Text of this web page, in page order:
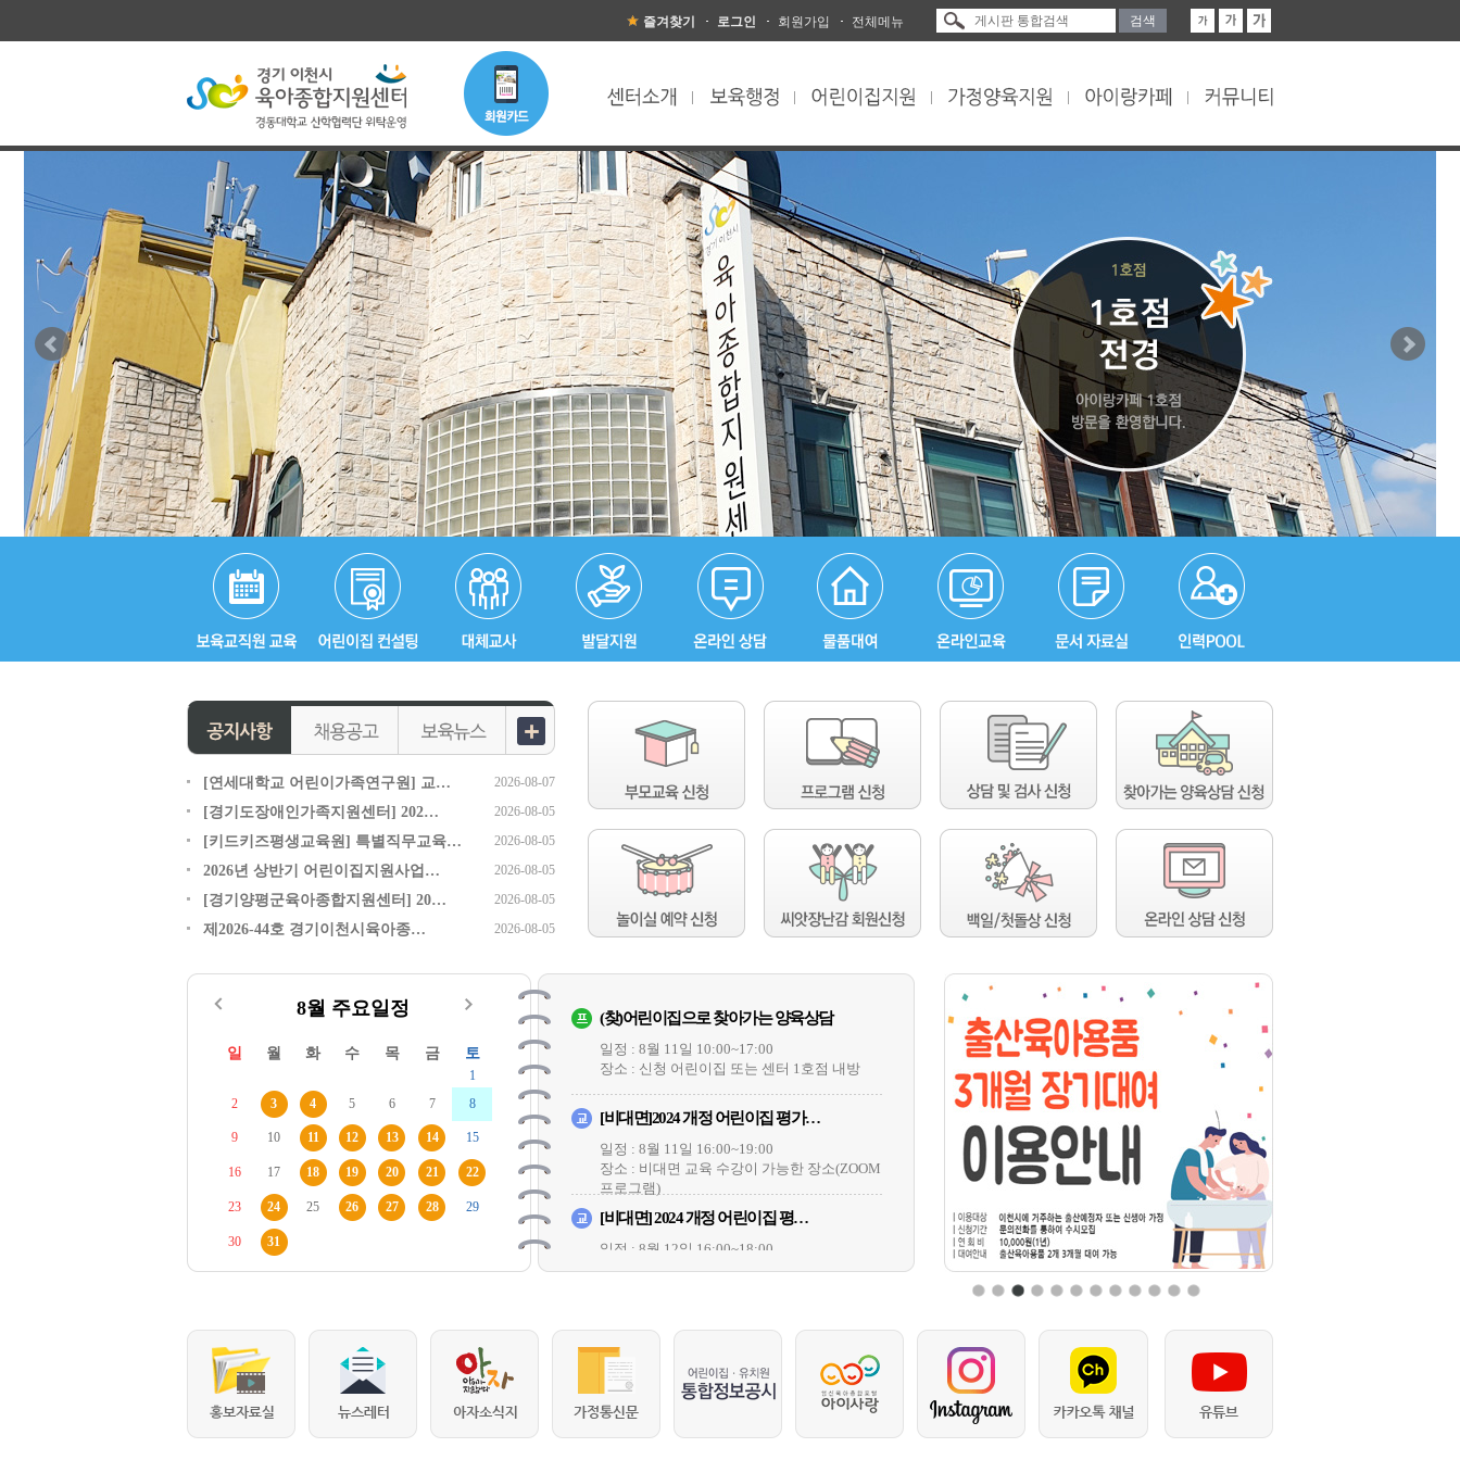
즐겨찾기 로그인 회원가입 전체메뉴
[연세대학교 어린이가족연구원] 교… 2026-08-07
[경기도장애인가족지원센터] 202… 2026-08-05
[키드키즈평생교육원] 특별직무교육… 2026-08-05
2026년 상반기 어린이집지원사업… 2026-08-05
[경기양평군육아종합지원센터] 20… 2026-08-05
제2026-44호 경기이천시육아종… 2026-08-05
8월 주요일정
일 월 화 수 목 금 토
1
2
3 4 5 6 7 8
9 10 11 12 13 14 15
16 17 18 19 20 21 22
23 24 25 26 27 28 29
30 31
(찾)어린이집으로 찾아가는 양육상담
일정 : 8월 11일 10:00~17:00
장소 : 신청 어린이집 또는 센터 1호점 내방
[비대면]2024 개정 어린이집 평가…
일정 : 8월 11일 16:00~19:00
장소 : 비대면 교육 수강이 가능한 장소(ZOOM
프로그램)
[비대면] 2024 개정 어린이집 평…
일정 : 8월 12일 16:00~18:00
장소 : 비대면 교육 수강이 가능한 장소(ZOOM
일정 : 8월 12일 10:30~11:30
장소 : 온라인 ZOOM프로그램
집단상담-8월 엄마의 쉼표, 음악으로…